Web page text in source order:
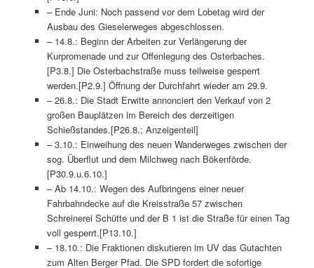
– Ende Juni: Noch passend vor dem Lobetag wird der
Ausbau des Gieselerweges abgeschlossen.
– 14.8.: Beginn der Arbeiten zur Verlängerung der
Kurpromenade und zur Offenlegung des Osterbaches.
[P3.8.] Die Osterbachstraße muss teilweise gesperrt
werden.[P2.9.] Öffnung der Durchfahrt wieder am 29.9.
– 26.8.: Die Stadt Erwitte annonciert den Verkauf von 2
großen Bauplätzen im Bereich des derzeitigen
Schießstandes.[P26.8.; Anzeigenteil]
– 3.10.: Einweihung des neuen Wanderweges zwischen der
sog. Überflut und dem Milchweg nach Bökenförde.
[P30.9.u.6.10.]
– Ab 14.10.: Wegen des Aufbringens einer neuer
Fahrbahndecke auf die Kreisstraße 57 zwischen
Schreinerei Schütte und der B 1 ist die Straße für einen Tag
voll gesperrt.[P13.10.]
– 18.10.: Die Fraktionen diskutieren im UV das Gutachten
zum Alten Berger Pfad. Die SPD fordert die sofortige